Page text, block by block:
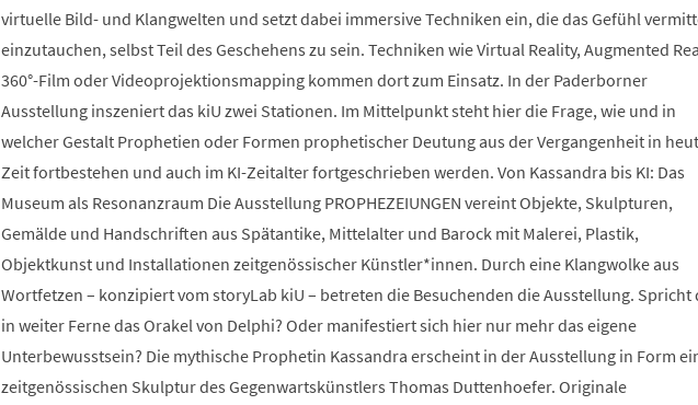
virtuelle Bild- und Klangwelten und setzt dabei immersive Techniken ein, die das Gefühl
einzutauchen, selbst Teil des Geschehens zu sein. Techniken wie Virtual Reality, Augmented
360°-Film oder Videoprojektionsmapping kommen dort zum Einsatz. In der Paderborner
Ausstellung inszeniert das kiU zwei Stationen. Im Mittelpunkt steht hier die Frage, wie und in
welcher Gestalt Prophetien oder Formen prophetischer Deutung aus der Vergangenheit in
Zeit fortbestehen und auch im KI-Zeitalter fortgeschrieben werden. Von Kassandra bis KI: Das
Museum als Resonanzraum Die Ausstellung PROPHEZEIUNGEN vereint Objekte, Skulpturen,
Gemälde und Handschriften aus Spätantike, Mittelalter und Barock mit Malerei, Plastik,
Objektkunst und Installationen zeitgenössischer Künstler*innen. Durch eine Klangwolke aus
Wortfetzen – konzipiert vom storyLab kiU – betreten die Besuchenden die Ausstellung. Spricht
in weiter Ferne das Orakel von Delphi? Oder manifestiert sich hier nur mehr das eigene
Unterbewusstsein? Die mythische Prophetin Kassandra erscheint in der Ausstellung in Form
zeitgenössischen Skulptur des Gegenwartskünstlers Thomas Duttenhoefer. Originale